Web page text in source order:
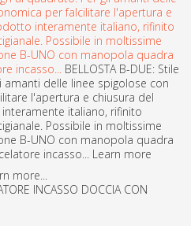
per falcilitare l'apertura e
interamente italiano, rifinito
Possibile in moltissime
B-UNO con manopola quadra
incasso... BELLOSTA B-DUE: Stile
amanti delle linee spigolose con
l'apertura e chiusura del
italiano, rifinito
Possibile in moltissime
B-UNO con manopola quadra
incasso... Learn more
more...